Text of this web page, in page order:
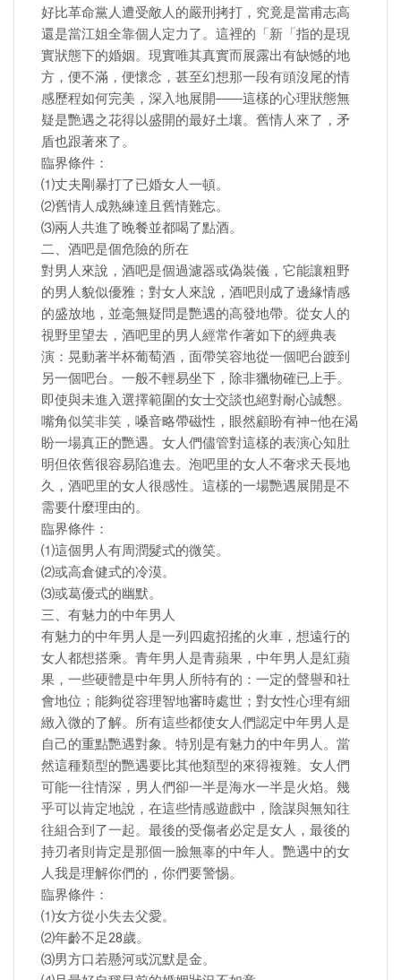
好比革命黨人遭受敵人的嚴刑拷打，究竟是當甫志高
還是當江姐全靠個人定力了。這裡的「新「指的是現
實狀態下的婚姻。現實唯其真實而展露出有缺憾的地
方，便不滿，便懷念，甚至幻想那一段有頭沒尾的情
感歷程如何完美，深入地展開――這樣的心理狀態無
疑是艷遇之花得以盛開的最好土壤。舊情人來了，矛
盾也跟著來了。
臨界條件：
⑴丈夫剛暴打了已婚女人一頓。
⑵舊情人成熟練達且舊情難忘。
⑶兩人共進了晚餐並都喝了點酒。
二、酒吧是個危險的所在
對男人來說，酒吧是個過濾器或偽裝儀，它能讓粗野
的男人貌似優雅；對女人來說，酒吧則成了邊緣情感
的盛放地，並毫無疑問是艷遇的高發地帶。從女人的
視野里望去，酒吧里的男人經常作著如下的經典表
演：晃動著半杯葡萄酒，面帶笑容地從一個吧台踱到
另一個吧台。一般不輕易坐下，除非獵物確已上手。
即使與未進入選擇範圍的女士交談也絕對耐心誠懇。
嘴角似笑非笑，嗓音略帶磁性，眼然顧盼有神–他在渴
盼一場真正的艷遇。女人們儘管對這樣的表演心知肚
明但依舊很容易陷進去。泡吧里的女人不奢求天長地
久，酒吧里的女人很感性。這樣的一場艷遇展開是不
需要什麼理由的。
臨界條件：
⑴這個男人有周潤髮式的微笑。
⑵或高倉健式的冷漠。
⑶或葛優式的幽默。
三、有魅力的中年男人
有魅力的中年男人是一列四處招搖的火車，想遠行的
女人都想搭乘。青年男人是青蘋果，中年男人是紅蘋
果，一些硬體是中年男人所特有的：一定的聲譽和社
會地位；能夠從容理智地審時處世；對女性心理有細
緻入微的了解。所有這些都使女人們認定中年男人是
自己的重點艷遇對象。特別是有魅力的中年男人。當
然這種類型的艷遇要比其他類型的來得複雜。女人們
可能一往情深，男人們卻一半是海水一半是火焰。幾
乎可以肯定地說，在這些情感遊戲中，陰謀與無知往
往組合到了一起。最後的受傷者必定是女人，最後的
持刃者則肯定是那個一臉無辜的中年人。艷遇中的女
人我是理解你們的，你們要警惕。
臨界條件：
⑴女方從小失去父愛。
⑵年齡不足28歲。
⑶男方口若懸河或沉默是金。